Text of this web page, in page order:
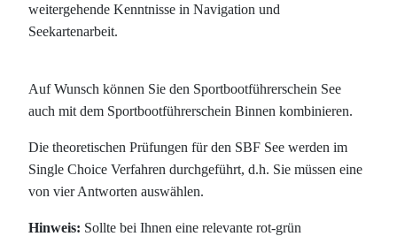
weitergehende Kenntnisse in Navigation und
Seekartenarbeit.
Auf Wunsch können Sie den Sportbootführerschein See
auch mit dem Sportbootführerschein Binnen kombinieren.
Die theoretischen Prüfungen für den SBF See werden im
Single Choice Verfahren durchgeführt, d.h. Sie müssen eine
von vier Antworten auswählen.
Hinweis: Sollte bei Ihnen eine relevante rot-grün